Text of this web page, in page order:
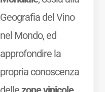
Geografia del Vino
nel Mondo, ed
approfondire la
propria conoscenza